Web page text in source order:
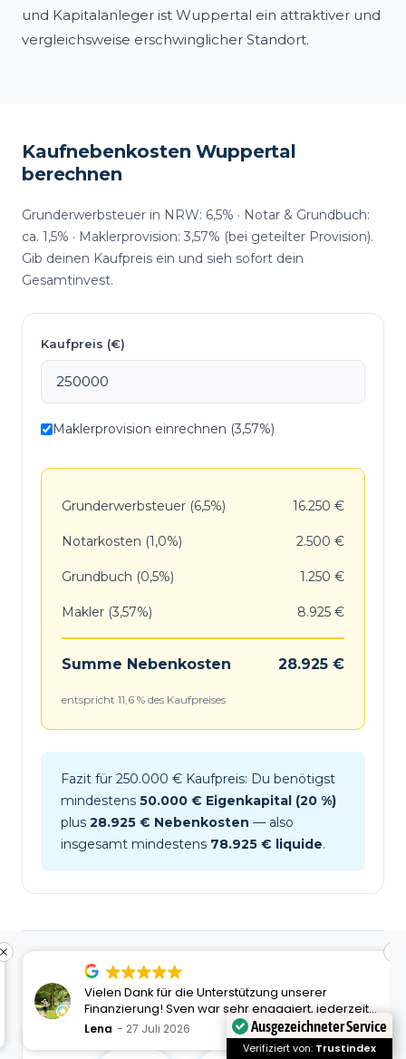
und Kapitalanleger ist Wuppertal ein attraktiver und
vergleichsweise erschwinglicher Standort.
Kaufnebenkosten Wuppertal
berechnen
Grunderwerbsteuer in NRW: 6,5% · Notar & Grundbuch:
ca. 1,5% · Maklerprovision: 3,57% (bei geteilter Provision).
Gib deinen Kaufpreis ein und sieh sofort dein
Gesamtinvest.
Kaufpreis (€)
Maklerprovision einrechnen (3,57%)
Grunderwerbsteuer (6,5%) 16.250 €
Notarkosten (1,0%) 2.500 €
Grundbuch (0,5%) 1.250 €
Makler (3,57%) 8.925 €
Summe Nebenkosten 28.925 €
entspricht 11,6 % des Kaufpreises
Fazit für 250.000 € Kaufpreis: Du benötigst
mindestens 50.000 € Eigenkapital (20 %)
plus 28.925 € Nebenkosten — also
insgesamt mindestens 78.925 € liquide.
Dein Team für Wuppertal
Vielen Dank für die Unterstützung unserer
Finanzierung! Sven war sehr engagiert, jederzeit
freundlich und gefühlt durchgängig für uns
Lena 27 Juli 2026 Ausgezeichneter Service
Verifiziert von: Trustindex